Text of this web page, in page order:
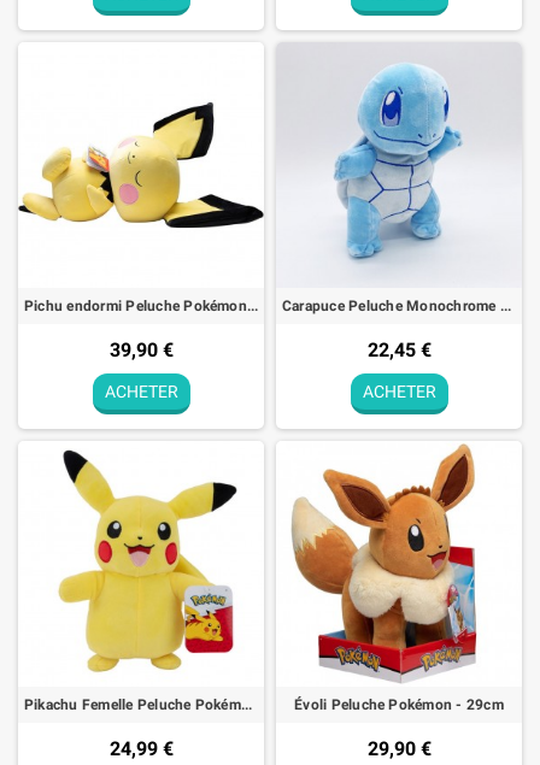
Pichu endormi Peluche Pokémon - 45cm
39,90 €
ACHETER
Carapuce Peluche Monochrome Pokémon - 20cm
22,45 €
ACHETER
Pikachu Femelle Peluche Pokémon Jazwares - 21cm
24,99 €
Évoli Peluche Pokémon - 29cm
29,90 €